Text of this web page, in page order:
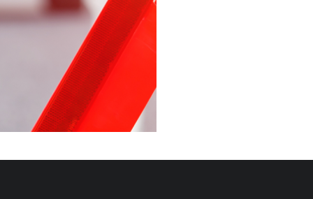
Pagina non disponibile
هذه الصفحة غير متوفرة